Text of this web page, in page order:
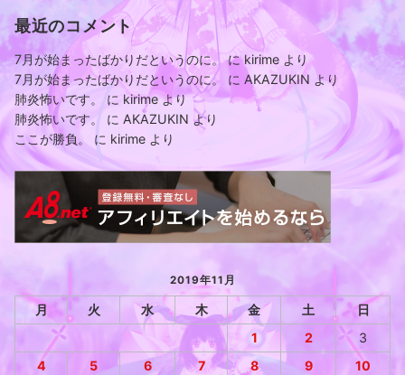
最近のコメント
7月が始まったばかりだというのに。にkirime より
7月が始まったばかりだというのに。 に AKAZUKIN より
肺炎怖いです。
に kirimeより
肺炎怖いです。 に AKAZUKIN より
ここが勝負。
に kirime より
2019年11月
月 火 水 木 金 土
日
1
2
3
4
5 6 7 8 9
10